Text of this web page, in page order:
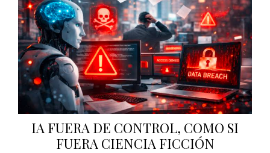
IA FUERA DE CONTROL, COMO SI
FUERA CIENCIA FICCIÓN